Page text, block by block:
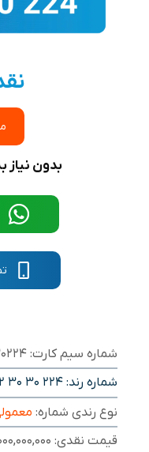
بدون
شماره سیم کارت: 09123030224
شماره رند:30 30 224
نوع رندی شماره:
قیمت نقدی: 1,000,000,000 تومان